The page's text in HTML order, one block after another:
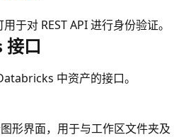
对 REST API 进行身份验证。
口
中资产的接口。
形界面，用于与工作区文件夹及